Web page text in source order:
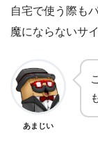
自宅で使う際も
魔にならないサ
あまじい